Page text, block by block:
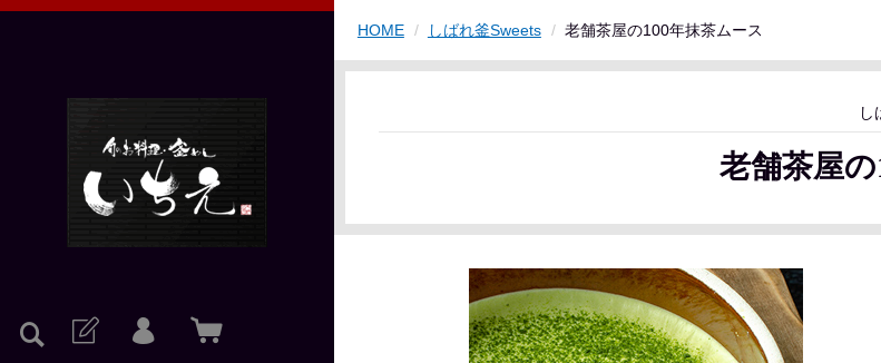
HOME しばれ釜Sweets 老舗茶屋の100年抹茶ムース
し
老舗茶屋